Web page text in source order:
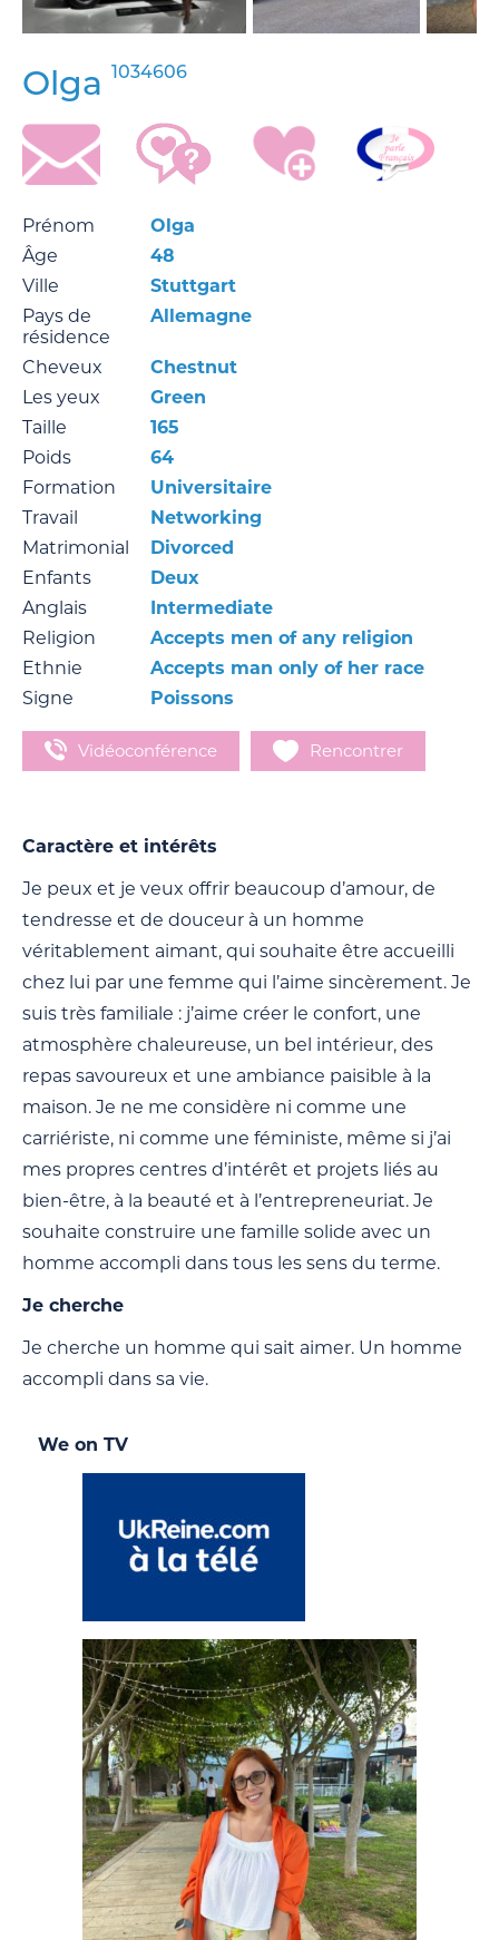
Olga 1034606
Prénom
Olga
Âge
48
Ville
Stuttgart
Pays de
résidence
Allemagne
Cheveux
Chestnut
Les yeux
Green
Taille
165
Poids
64
Formation
Universitaire
Travail
Networking
Matrimonial
Divorced
Enfants
Deux
Anglais
Intermediate
Religion
Accepts men of any religion
Ethnie
Accepts man only of her race
Signe
Poissons
Vidéoconférence Rencontrer
Caractère et intérêts
Je peux et je veux offrir beaucoup d’amour, de
tendresse et de douceur à un homme
véritablement aimant, qui souhaite être accueilli
chez lui par une femme qui l’aime sincèrement. Je
suis très familiale : j’aime créer le confort, une
atmosphère chaleureuse, un bel intérieur, des
repas savoureux et une ambiance paisible à la
maison. Je ne me considère ni comme une
carriériste, ni comme une féministe, même si j’ai
mes propres centres d’intérêt et projets liés au
bien-être, à la beauté et à l’entrepreneuriat. Je
souhaite construire une famille solide avec un
homme accompli dans tous les sens du terme.
Je cherche
Je cherche un homme qui sait aimer. Un homme
accompli dans sa vie.
We on TV